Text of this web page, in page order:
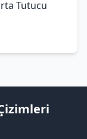
Tutucu